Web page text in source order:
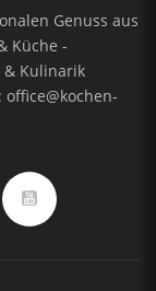
Genuss aus
Küche -
& Kulinarik
office@kochen-